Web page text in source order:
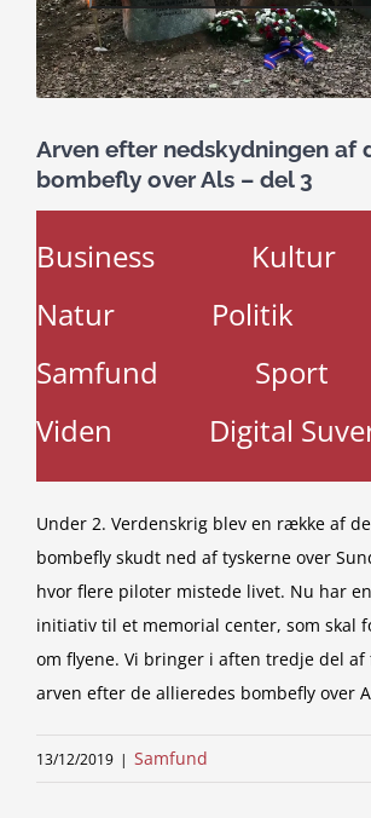
Arven efter nedskydningen af
bombefly over Als – del 3
Business
Kultur
Natur
Politik
Samfund
Sport
Viden
Digital
Under 2. Verdenskrig blev en række af
bombefly skudt ned af tyskerne over
hvor flere piloter mistede livet. Nu har
initiativ til et memorial center, som skal
om flyene. Vi bringer i aften tredje del af
arven efter de allieredes bombefly over
13/12/2019 | Samfund